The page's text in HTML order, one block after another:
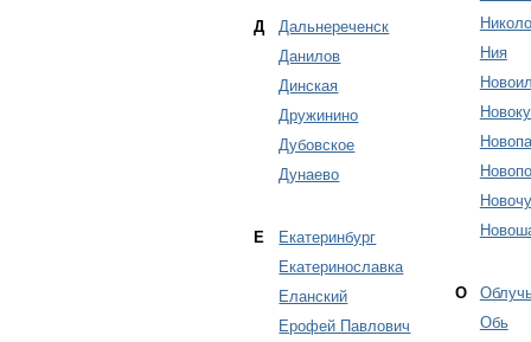
Д
Дальнереченск
Данилов
Динская
Дружинино
Дубовское
Дунаево
Е
Екатеринбург
Екатеринославка
Еланский
Ерофей Павлович
Ния
О
Обь